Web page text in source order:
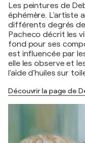
Les peintures de
éphémère. L'artiste
différents degrés
Pacheco décrit les
fond pour ses
est influencée par
elle les observe et
l'aide d'huiles sur
Découvrir la page de